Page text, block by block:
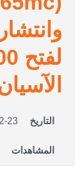
التاريخ 13:39
المشاهدات